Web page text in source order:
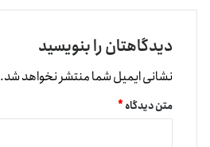
دیدگاهتان را بنویسید
نشانی ایمیل شما منتشر نخواهد شد.
متن دیدگاه*